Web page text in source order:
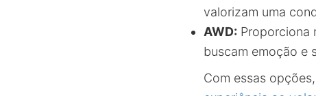
valorizam uma
AWD: Proporciona
buscam emoção e
Com essas